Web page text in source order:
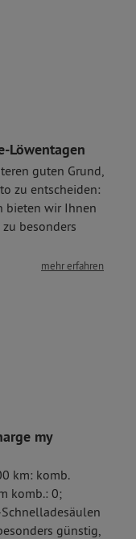
Löwentagen
guten Grund,
zu entscheiden:
bieten wir Ihnen
besonders
mehr erfahren
my
km: komb.
komb.: 0;
günstig,